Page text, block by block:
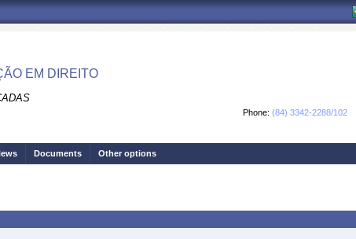
EM DIREITO
Phone: (84) 3342-2288/102
Documents Other options